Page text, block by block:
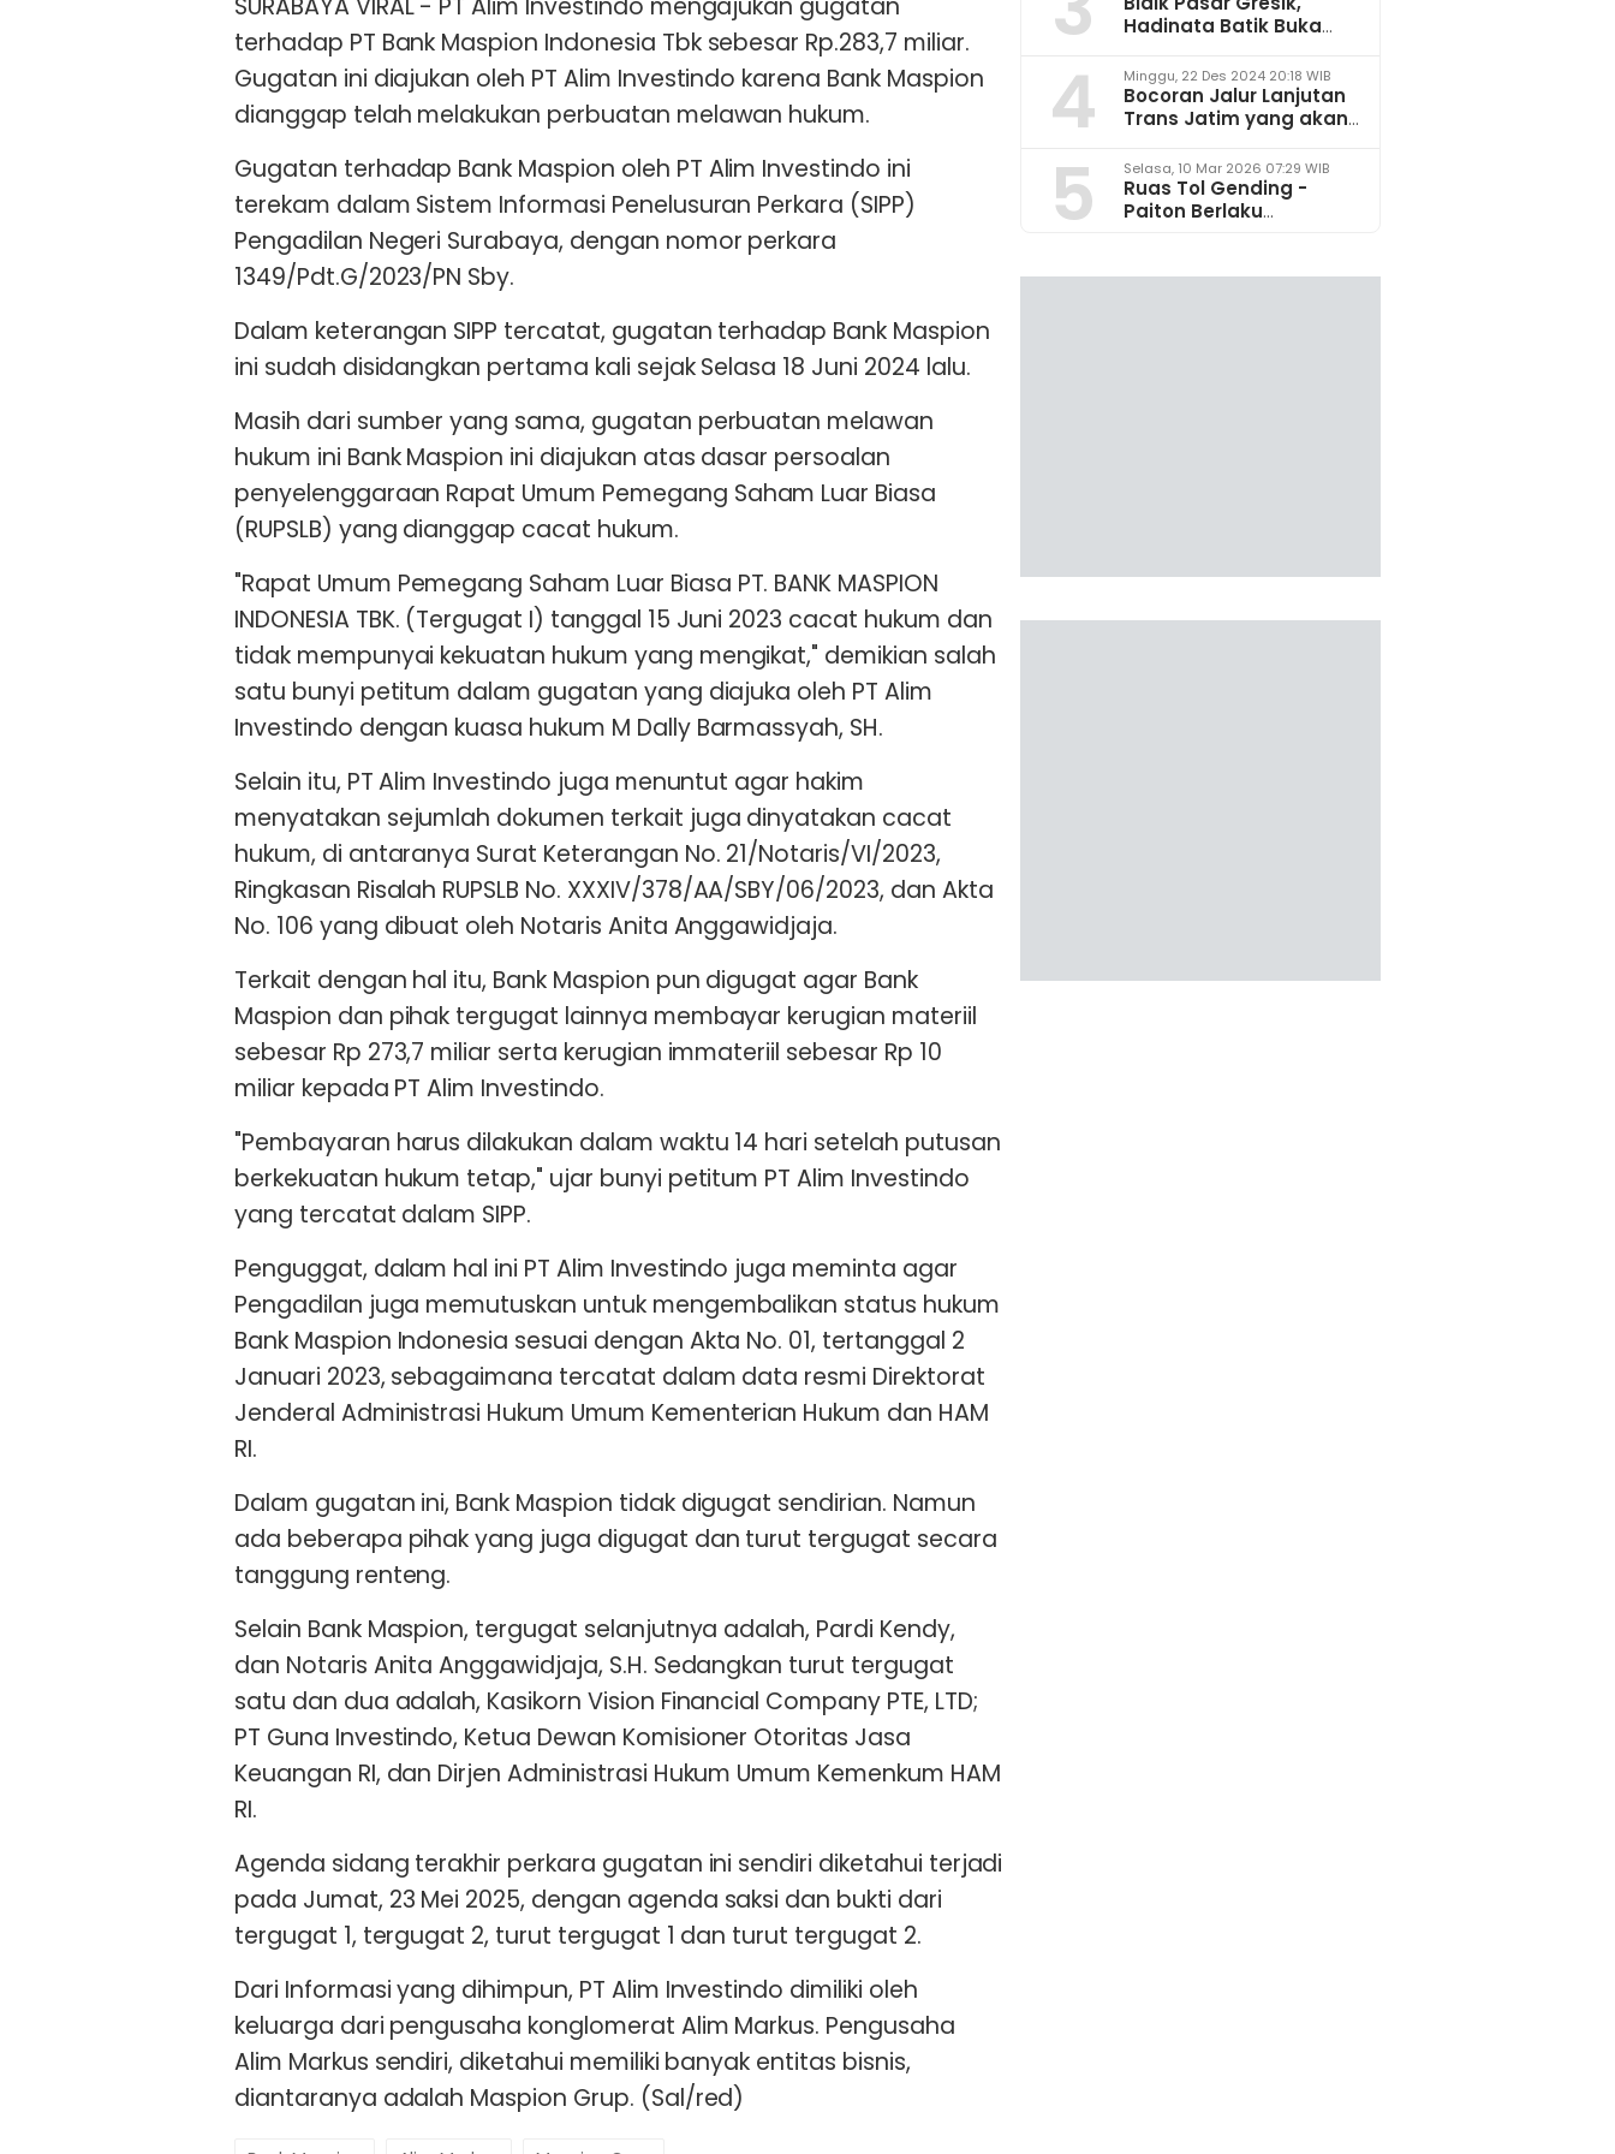
SURABAYA VIRAL - PT Alim Investindo mengajukan gugatan
terhadap PT Bank Maspion Indonesia Tbk sebesar Rp.283,7 miliar.
Gugatan ini diajukan oleh PT Alim Investindo karena Bank Maspion
dianggap telah melakukan perbuatan melawan hukum.
Gugatan terhadap Bank Maspion oleh PT Alim Investindo ini
terekam dalam Sistem Informasi Penelusuran Perkara (SIPP)
Pengadilan Negeri Surabaya, dengan nomor perkara
1349/Pdt.G/2023/PN Sby.
Dalam keterangan SIPP tercatat, gugatan terhadap Bank Maspion
ini sudah disidangkan pertama kali sejak Selasa 18 Juni 2024 lalu.
Masih dari sumber yang sama, gugatan perbuatan melawan
hukum ini Bank Maspion ini diajukan atas dasar persoalan
penyelenggaraan Rapat Umum Pemegang Saham Luar Biasa
(RUPSLB) yang dianggap cacat hukum.
"Rapat Umum Pemegang Saham Luar Biasa PT. BANK MASPION
INDONESIA TBK. (Tergugat I) tanggal 15 Juni 2023 cacat hukum dan
tidak mempunyai kekuatan hukum yang mengikat," demikian salah
satu bunyi petitum dalam gugatan yang diajuka oleh PT Alim
Investindo dengan kuasa hukum M Dally Barmassyah, SH.
Selain itu, PT Alim Investindo juga menuntut agar hakim
menyatakan sejumlah dokumen terkait juga dinyatakan cacat
hukum, di antaranya Surat Keterangan No. 21/Notaris/VI/2023,
Ringkasan Risalah RUPSLB No. XXXIV/378/AA/SBY/06/2023, dan Akta
No. 106 yang dibuat oleh Notaris Anita Anggawidjaja.
Terkait dengan hal itu, Bank Maspion pun digugat agar Bank
Maspion dan pihak tergugat lainnya membayar kerugian materiil
sebesar Rp 273,7 miliar serta kerugian immateriil sebesar Rp 10
miliar kepada PT Alim Investindo.
"Pembayaran harus dilakukan dalam waktu 14 hari setelah putusan
berkekuatan hukum tetap," ujar bunyi petitum PT Alim Investindo
yang tercatat dalam SIPP.
Penguggat, dalam hal ini PT Alim Investindo juga meminta agar
Pengadilan juga memutuskan untuk mengembalikan status hukum
Bank Maspion Indonesia sesuai dengan Akta No. 01, tertanggal 2
Januari 2023, sebagaimana tercatat dalam data resmi Direktorat
Jenderal Administrasi Hukum Umum Kementerian Hukum dan HAM
RI.
Dalam gugatan ini, Bank Maspion tidak digugat sendirian. Namun
ada beberapa pihak yang juga digugat dan turut tergugat secara
tanggung renteng.
Selain Bank Maspion, tergugat selanjutnya adalah, Pardi Kendy,
dan Notaris Anita Anggawidjaja, S.H. Sedangkan turut tergugat
satu dan dua adalah, Kasikorn Vision Financial Company PTE, LTD;
PT Guna Investindo, Ketua Dewan Komisioner Otoritas Jasa
Keuangan RI, dan Dirjen Administrasi Hukum Umum Kemenkum HAM
RI.
Agenda sidang terakhir perkara gugatan ini sendiri diketahui terjadi
pada Jumat, 23 Mei 2025, dengan agenda saksi dan bukti dari
tergugat 1, tergugat 2, turut tergugat 1 dan turut tergugat 2.
Dari Informasi yang dihimpun, PT Alim Investindo dimiliki oleh
keluarga dari pengusaha konglomerat Alim Markus. Pengusaha
Alim Markus sendiri, diketahui memiliki banyak entitas bisnis,
diantaranya adalah Maspion Grup. (Sal/red)
Hadinata Batik Buka
4 Minggu, 22 Des 2024 20:18 WIB
Bocoran Jalur Lanjutan
Trans Jatim yang akan
2025
5 Selasa, 10 Mar 2026 07:29 WIB
Ruas Tol Gending -
Paiton Berlaku